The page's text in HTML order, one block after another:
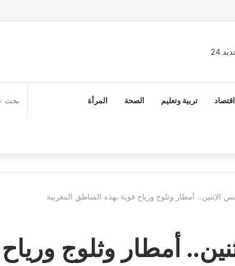
اقتصاد تربية وتعليم الصحة المرأة
الإثنين.. أمطار وثلوج ورياح قوية بهذه المناطق المغربية
أمطار وثلوج